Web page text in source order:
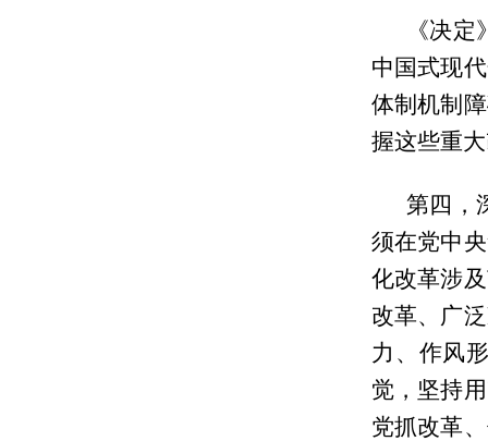
《决
中国式现
体制机制
握这些重
第四，
须在党中
化改革涉
改革、广
力、作风
觉，坚持
党抓改革